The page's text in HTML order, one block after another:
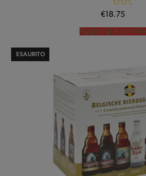
Valutato
su 5
€ 18.75
Aggiungi al carrello
ESAURITO